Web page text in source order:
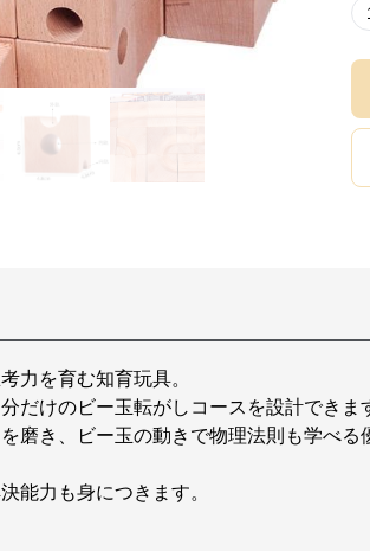
力を育む知育玩具。
だけのビー玉転がしコースを設計できま
磨き、ビー玉の動きで物理法則も学べる
能力も身につきます。